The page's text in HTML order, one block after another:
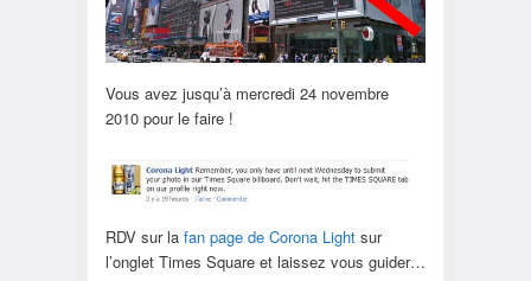
Vous avez jusqu’à mercredi 24 novembre
2010 pour le faire !
RDV sur la fan page de Corona Lightsur
l’onglet Times Square et laissez vous guider…